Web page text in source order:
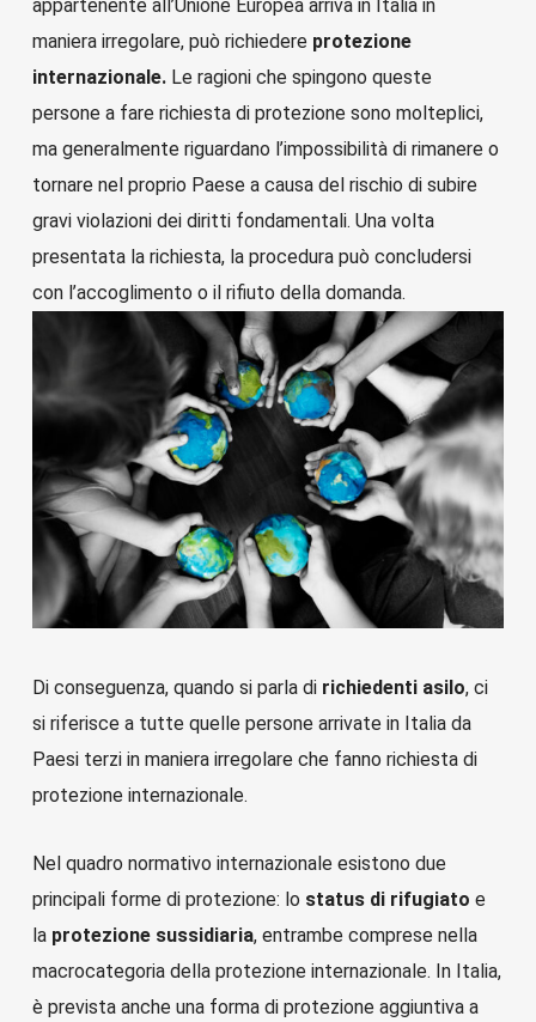
appartenente all’Unione Europea arriva in Italia in
maniera irregolare, può richiedere protezione
internazionale.Le ragioni che spingono queste
persone a fare richiesta di protezione sono molteplici,
ma generalmente riguardano l’impossibilità di rimanere o
tornare nel proprio Paese a causa del rischio di subire
gravi violazioni dei diritti fondamentali. Una volta
presentata la richiesta, la procedura può concludersi
con l’accoglimento o il rifiuto della domanda.
Di conseguenza, quando si parla di richiedenti asilo, ci
si riferisce a tutte quelle persone arrivate in Italia da
Paesi terzi in maniera irregolare che fanno richiesta di
protezione internazionale.
Nel quadro normativo internazionale esistono due
principali forme di protezione: lo status di rifugiato e
la protezione sussidiaria, entrambe comprese nella
macrocategoria della protezione internazionale. In Italia,
è prevista anche una forma di protezione aggiuntiva a